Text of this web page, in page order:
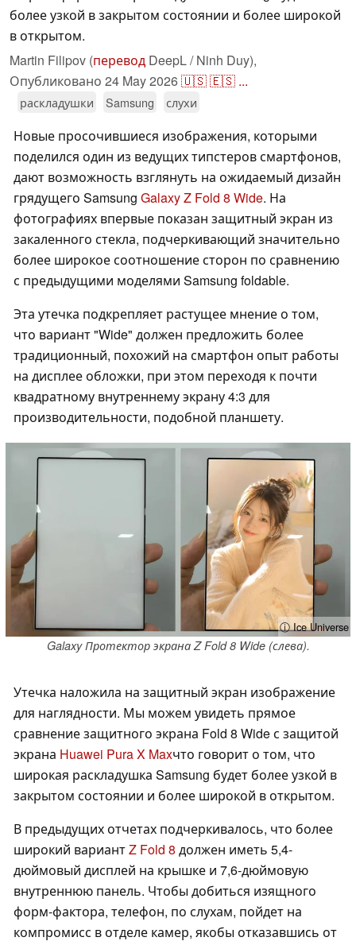
более узкой в закрытом состоянии и более широкой
в открытом.
Martin Filipov (перевод DeepL / Ninh Duy),
Опубликовано 24 May 2026🇺🇸🇪🇸 ...
раскладушки Samsung слухи
Новые просочившиеся изображения, которыми
поделился один из ведущих типстеров смартфонов,
дают возможность взглянуть на ожидаемый дизайн
грядущего Samsung Galaxy Z Fold 8 Wide. На
фотографиях впервые показан защитный экран из
закаленного стекла, подчеркивающий значительно
более широкое соотношение сторон по сравнению
с предыдущими моделями Samsung foldable.
Эта утечка подкрепляет растущее мнение о том,
что вариант "Wide" должен предложить более
традиционный, похожий на смартфон опыт работы
на дисплее обложки, при этом переходя к почти
квадратному внутреннему экрану 4:3 для
производительности, подобной планшету.
ⓘ Ice Universe
Galaxy Протектор экрана Z Fold 8 Wide (слева).
Утечка наложила на защитный экран изображение
для наглядности. Мы можем увидеть прямое
сравнение защитного экрана Fold 8 Wide с защитой
экрана Huawei Pura X Maxчто говорит о том, что
широкая раскладушка Samsung будет более узкой в
закрытом состоянии и более широкой в открытом.
В предыдущих отчетах подчеркивалось, что более
широкий вариантZ Fold 8 должен иметь 5,4-
дюймовый дисплей на крышке и 7,6-дюймовую
внутреннюю панель. Чтобы добиться изящного
форм-фактора, телефон, по слухам, пойдет на
компромисс в отделе камер, якобы отказавшись от